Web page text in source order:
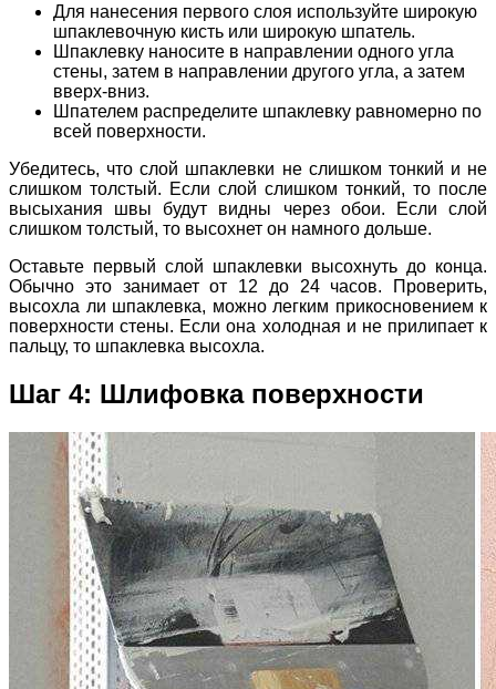
Для нанесения первого слоя используйте широкую
шпаклевочную кисть или широкую шпатель.
Шпаклевку наносите в направлении одного угла
стены, затем в направлении другого угла, а затем
вверх-вниз.
Шпателем распределите шпаклевку равномерно по
всей поверхности.
Убедитесь, что слой шпаклевки не слишком тонкий и не
слишком толстый. Если слой слишком тонкий, то после
высыхания швы будут видны через обои. Если слой
слишком толстый, то высохнет он намного дольше.
Оставьте первый слой шпаклевки высохнуть до конца.
Обычно это занимает от 12 до 24 часов. Проверить,
высохла ли шпаклевка, можно легким прикосновением к
поверхности стены. Если она холодная и не прилипает к
пальцу, то шпаклевка высохла.
Шаг 4: Шлифовка поверхности